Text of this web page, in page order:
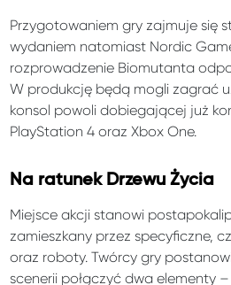
Przygotowaniem gry zajmuje się
wydaniem natomiast Nordic
rozprowadzenie Biomutanta
W produkcję będą mogli zagrać
konsol powoli dobiegającej już
PlayStation 4 oraz Xbox One.
Na ratunek Drzewu Życia
Miejsce akcji stanowi
zamieszkany przez specyficzne,
oraz roboty. Twórcy gry
scenerii połączyć dwa elementy